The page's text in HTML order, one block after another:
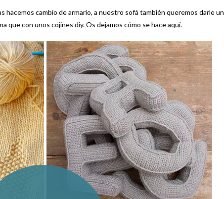
hacemos cambio de armario, a nuestro sofá también queremos darle un
que con unos cojines diy. Os dejamos cómo se haceaquí.